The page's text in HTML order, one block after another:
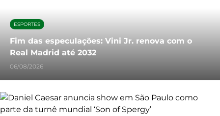
ESPORTES
Fim das especulações: Vini Jr. renova com o
Real Madrid até 2032
06/08/2026